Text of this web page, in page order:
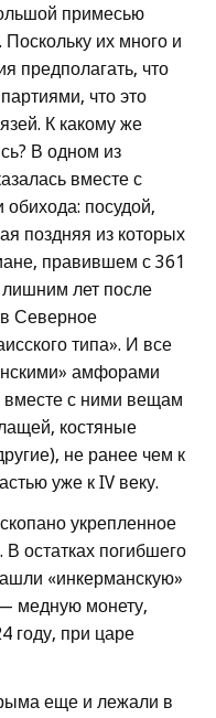
примесью
Поскольку их много и
предполагать, что
что это
К какому же
В одном из
вместе с
посудой,
поздняя из которых
правившем с 361
лишним лет после
в Северное
типа». И все
амфорами
вместе с ними вещам
костяные
не ранее чем к
уже к IV веку.
укрепленное
В остатках погибшего
«инкерманскую»
медную монету,
году, при царе
еще и лежали в